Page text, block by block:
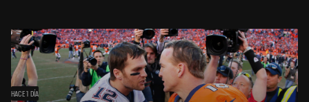
HACE 1 DÍA